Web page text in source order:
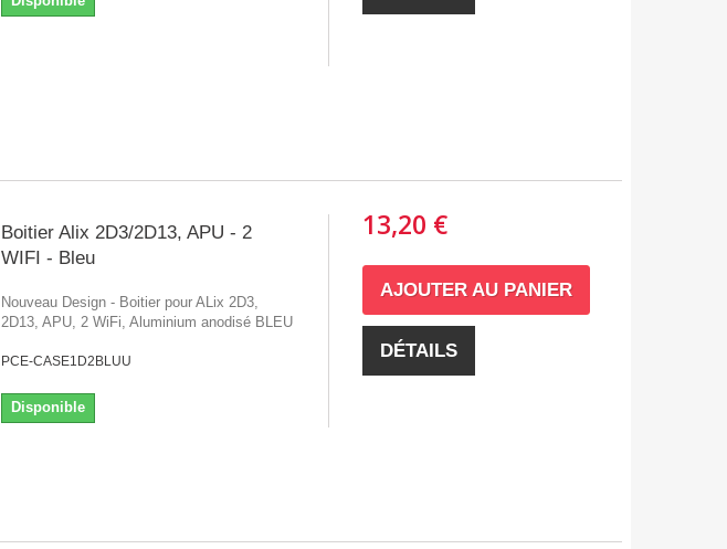
Boitier Alix 2D3/2D13, APU - 2
WIFI - Bleu
Nouveau Design - Boitier pour ALix 2D3,
2D13, APU, 2 WiFi, Aluminium anodisé BLEU
PCE-CASE1D2BLUU
Disponible
13,20 €
AJOUTER AU PANIER
DÉTAILS